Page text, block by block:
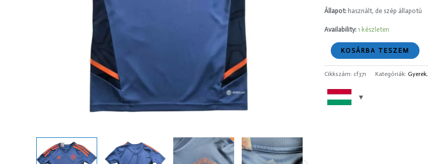
Állapot:használt, de szép állapotú
Availability: 1 készleten
KOSÁRBA TESZEM
Cikkszám: cf371 Kategóriák: Gyerek,